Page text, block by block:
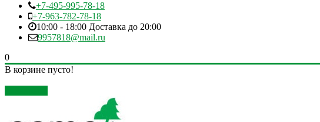
+7-495-995-78-18
+7-963-782-78-18
10:00 - 18:00 Доставка до 20:00
9957818@mail.ru
0
В корзине пусто!